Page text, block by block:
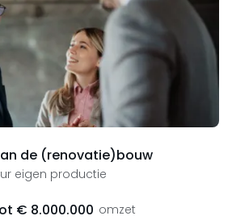
de (renovatie)bouw
eigen productie
€ 8.000.000 omzet